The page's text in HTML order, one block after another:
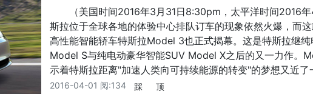
（美国时间2016年3月31日8:30pm，太平洋时间2016
斯拉位于全球各地的体验中心排队订车的现象依然火爆，而
高性能智能轿车特斯拉Model 3也正式揭幕。这是特斯拉继
Model S与纯电动豪华智能SUV Model X之后的又一力作。
示着特斯拉距离"加速人类向可持续能源的转变"的梦想又近了
2016-04-01 阅:134 踩 顶